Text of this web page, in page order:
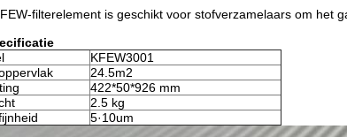
filterelement is geschikt voor stofverzamelaars om het
KFEW3001
24.5m2
422*50*926 mm
2.5 kg
5·10um